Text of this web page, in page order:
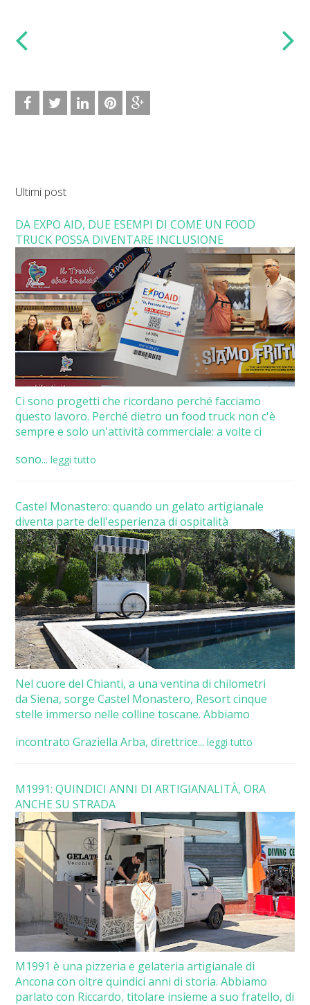
Ultimi post
DA EXPO AID, DUE ESEMPI DI COME UN FOOD
TRUCK POSSA DIVENTARE INCLUSIONE
Ci sono progetti che ricordano perché facciamo
questo lavoro. Perché dietro un food truck non c'è
sempre e solo un'attività commerciale: a volte ci
sono... leggi tutto
Castel Monastero: quando un gelato artigianale
diventa parte dell'esperienza di ospitalità
Nel cuore del Chianti, a una ventina di chilometri
da Siena, sorge Castel Monastero, Resort cinque
stelle immerso nelle colline toscane. Abbiamo
incontrato Graziella Arba, direttrice... leggi tutto
M1991: QUINDICI ANNI DI ARTIGIANALITÀ, ORA
ANCHE SU STRADA
M1991 è una pizzeria e gelateria artigianale di
Ancona con oltre quindici anni di storia. Abbiamo
parlato con Riccardo, titolare insieme a suo fratello, di